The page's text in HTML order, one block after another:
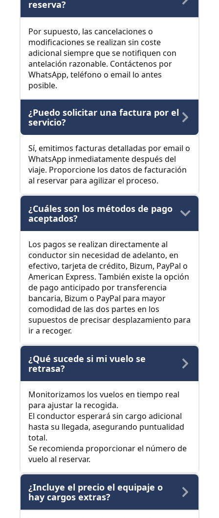
reserva?
Por supuesto, las cancelaciones o
modificaciones se realizan sin coste
adicional siempre que se notifiquen con
antelación razonable. Contáctenos por
WhatsApp, teléfono o email lo antes
posible.
¿Puedo solicitar una factura por el
servicio?
Sí, emitimos facturas detalladas por email o
WhatsApp inmediatamente después del
viaje. Proporcione los datos de facturación
al reservar para agilizar el proceso.
¿Cuáles son los métodos de pago
aceptados?
Los pagos se realizan directamente al
conductor sin necesidad de adelanto, en
efectivo, tarjeta de crédito, Bizum, PayPal o
American Express. También existe la opción
de pago anticipado por transferencia
bancaria, Bizum o PayPal para mayor
comodidad de las dos partes en los
supuestos de precisar desplazamiento para
ir a recoger.
¿Qué sucede si mi vuelo se
retrasa?
Monitorizamos los vuelos en tiempo real
para ajustar la recogida.
El conductor esperará sin cargo adicional
hasta su llegada, asegurando puntualidad
total.
Se recomienda proporcionar el número de
vuelo al reservar.
¿Incluye el precio el equipaje o
hay cargos extras?